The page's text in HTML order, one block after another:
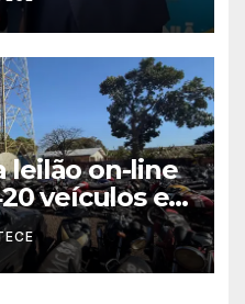
leilão on-line
veículos e